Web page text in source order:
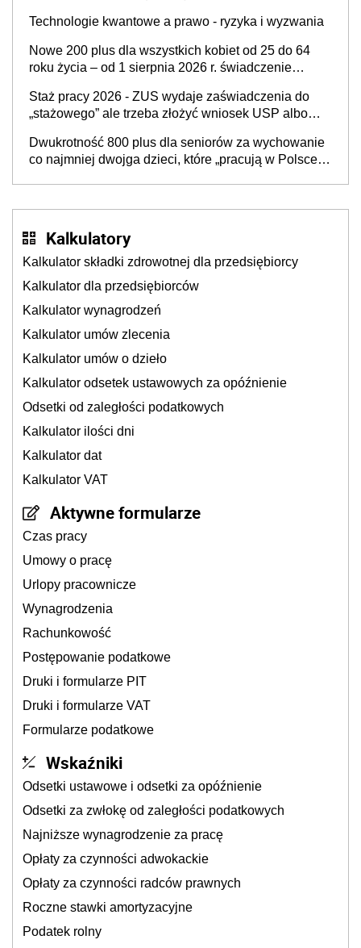
Technologie kwantowe a prawo - ryzyka i wyzwania
Nowe 200 plus dla wszystkich kobiet od 25 do 64
roku życia – od 1 sierpnia 2026 r. świadczenie
Staż pracy 2026 - ZUS wydaje zaświadczenia do
„stażowego” ale trzeba złożyć wniosek USP albo
zaświadczenie z ZUS?
Dwukrotność 800 plus dla seniorów za wychowanie
co najmniej dwojga dzieci, które „pracują w Polsce i
Kalkulatory
Kalkulator składki zdrowotnej dla przedsiębiorcy
Kalkulator dla przedsiębiorców
Kalkulator wynagrodzeń
Kalkulator umów zlecenia
Kalkulator umów o dzieło
Kalkulator odsetek ustawowych za opóźnienie
Odsetki od zaległości podatkowych
Kalkulator ilości dni
Kalkulator dat
Kalkulator VAT
Aktywne formularze
Czas pracy
Umowy o pracę
Urlopy pracownicze
Wynagrodzenia
Rachunkowość
Postępowanie podatkowe
Druki i formularze PIT
Druki i formularze VAT
Formularze podatkowe
Wskaźniki
Odsetki ustawowe i odsetki za opóźnienie
Odsetki za zwłokę od zaległości podatkowych
Najniższe wynagrodzenie za pracę
Opłaty za czynności adwokackie
Opłaty za czynności radców prawnych
Roczne stawki amortyzacyjne
Podatek rolny